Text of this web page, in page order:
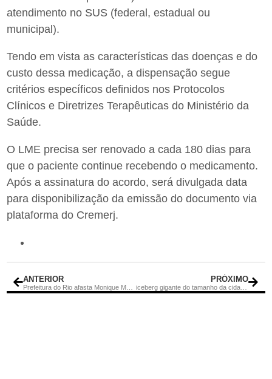
atendimento no SUS (federal, estadual ou
municipal).
Tendo em vista as características das doenças e do
custo dessa medicação, a dispensação segue
critérios específicos definidos nos Protocolos
Clínicos e Diretrizes Terapêuticas do Ministério da
Saúde.
O LME precisa ser renovado a cada 180 dias para
que o paciente continue recebendo o medicamento.
Após a assinatura do acordo, será divulgada data
para disponibilização da emissão do documento via
plataforma do Cremerj.
ANTERIOR
Prefeitura do Rio afasta Monique Medeiros e apura irregularidades
PRÓXIMO
iceberg gigante do tamanho da cidade de SP se desprende da Antártica